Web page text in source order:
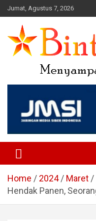
Skip
to
content
Jumat, Agustus 7, 2026
Portal Berita
Regional
Home 2024 Maret
Hendak Panen,